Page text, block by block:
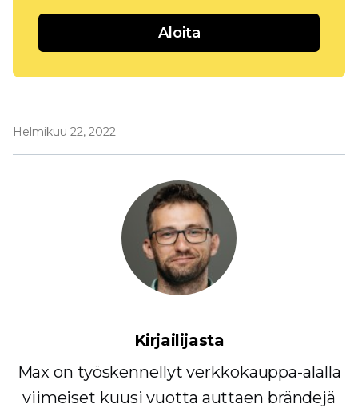
Aloita
Helmikuu 22, 2022
Kirjailijasta
Max on työskennellyt verkkokauppa-alalla
viimeiset kuusi vuotta auttaen brändejä